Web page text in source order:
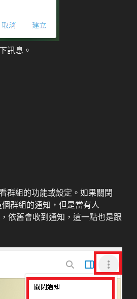
訊息。
群組的功能或設定。如果關閉
群組的通知，但是當有人
依舊會收到通知，這一點也是跟